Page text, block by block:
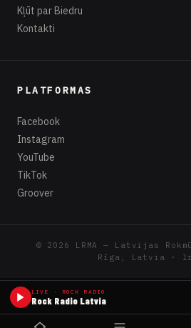
Kļūt par Biedru
Kontakti
PLATFORMAS
Facebook
Instagram
YouTube
TikTok
Groover
© 2026 LRMA — Latvijas
Rīga, Latvia ·
LIVE · ROCK RADIO
Rock Radio Latvia